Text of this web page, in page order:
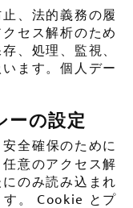
、法的義務の履
セス解析のため
、処理、監視、
ます。個人デー
ーの設定
全確保のために
意のアクセス解
のみ読み込まれ
。 Cookie とプ